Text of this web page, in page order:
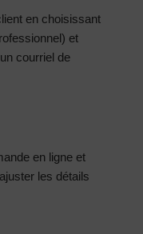
en choisissant
et
courriel de
en ligne et
les détails